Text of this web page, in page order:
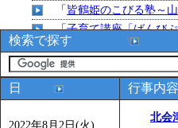
「皆鶴姫のこびる塾～
「子育て講座「ばんび
「 子育て交流広場「ば
「子育て交流広場「ばん
「
赤ちゃん子育て講座
「まだまだ暑い！コミ
検索で探す
日 行事内容
2022年8月2日(火)
北会